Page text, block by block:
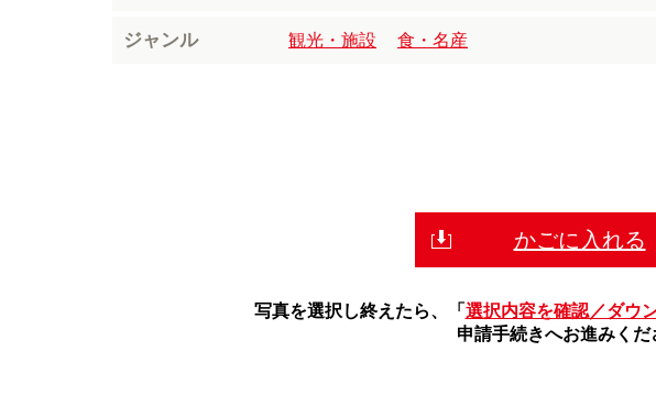
ジャンル 観光・施設 食・名産
かごに入れる
写真を選択し終えたら、「 選択内容を確認／ダウ
申請手続きへお進みくだ